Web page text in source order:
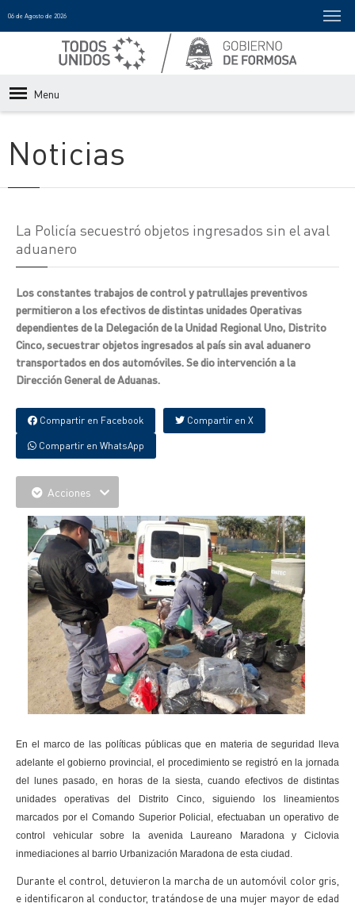
06 de Agosto de 2026
Menu
Noticias
La Policía secuestró objetos ingresados sin el aval
aduanero
Los constantes trabajos de control y patrullajes preventivos
permitieron a los efectivos de distintas unidades Operativas
dependientes de la Delegación de la Unidad Regional Uno, Distrito
Cinco, secuestrar objetos ingresados al país sin aval aduanero
transportados en dos automóviles. Se dio intervención a la
Dirección General de Aduanas.
Compartir en Facebook Compartir en X
Compartir en WhatsApp
Acciones
En el marco de las políticas públicas que en materia de seguridad lleva
adelante el gobierno provincial, el procedimiento se registró en la jornada
del lunes pasado, en horas de la siesta, cuando efectivos de distintas
unidades operativas del Distrito Cinco, siguiendo los lineamientos
marcados por el Comando Superior Policial, efectuaban un operativo de
control vehicular sobre la avenida Laureano Maradona y Ciclovia
inmediaciones al barrio Urbanización Maradona de esta ciudad.
Durante el control, detuvieron la marcha de un automóvil color gris,
e identificaron al conductor, tratándose de una mujer mayor de edad